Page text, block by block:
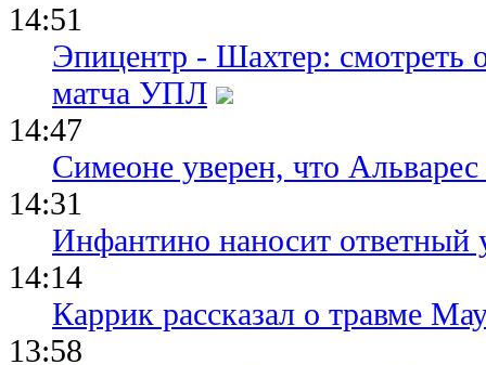
14:51
Эпицентр - Шахтер: смотреть
матча УПЛ
14:47
Симеоне уверен, что Альварес
14:31
Инфантино наносит ответный
14:14
Каррик рассказал о травме
13:58